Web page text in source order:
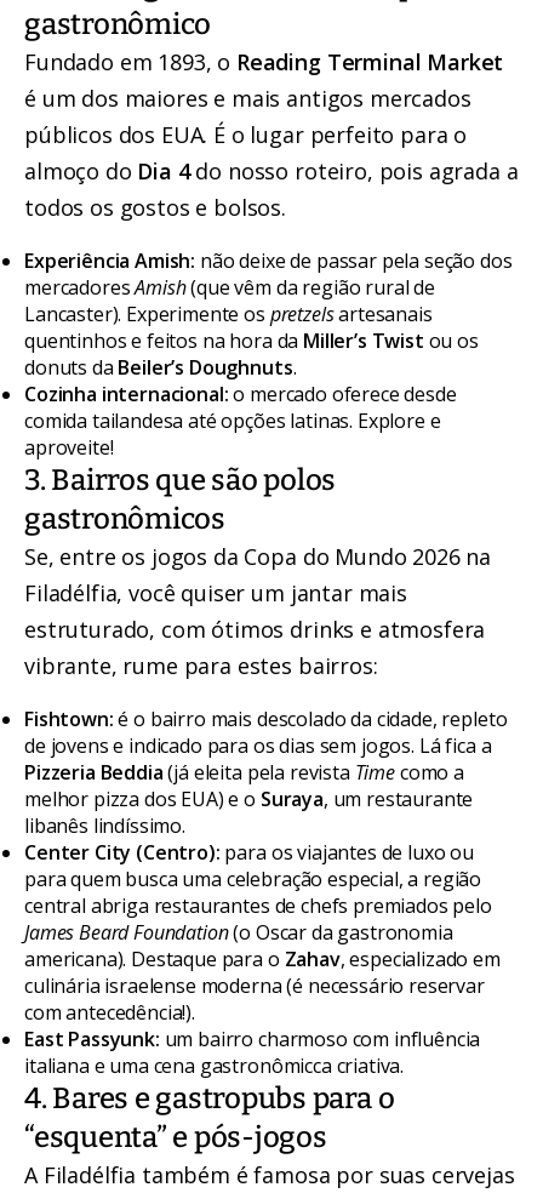
gastronômico
Fundado em 1893, o Reading Terminal Market
é um dos maiores e mais antigos mercados
públicos dos EUA. É o lugar perfeito para o
almoço do Dia 4do nosso roteiro, pois agrada a
todos os gostos e bolsos.
Experiência Amish: não deixe de passar pela seção dos
mercadoresAmish(que vêm da região rural de
Lancaster). Experimente os pretzelsartesanais
quentinhos e feitos na hora da Miller’s Twist ou os
donuts da Beiler’s Doughnuts.
Cozinha internacional:o mercado oferece desde
comida tailandesa até opções latinas. Explore e
aproveite!
3. Bairros que são polos
gastronômicos
Se, entre os jogos da Copa do Mundo 2026 na
Filadélfia, você quiser um jantar mais
estruturado, com ótimos drinks e atmosfera
vibrante, rume para estes bairros:
Fishtown:é o bairro mais descolado da cidade, repleto
de jovens e indicado para os dias sem jogos. Lá fica a
Pizzeria Beddia(já eleita pela revista Timecomo a
melhor pizza dos EUA) e o Suraya, um restaurante
libanês lindíssimo.
Center City (Centro): para os viajantes de luxo ou
para quem busca uma celebração especial, a região
central abriga restaurantes de chefs premiados pelo
James Beard Foundation(o Oscar da gastronomia
americana). Destaque para o Zahav, especializado em
culinária israelense moderna (é necessário reservar
com antecedência!).
East Passyunk: um bairro charmoso com influência
italiana e uma cena gastronômicca criativa.
4. Bares e gastropubs para o
“esquenta” e pós-jogos
A Filadélfia também é famosa por suas cervejas